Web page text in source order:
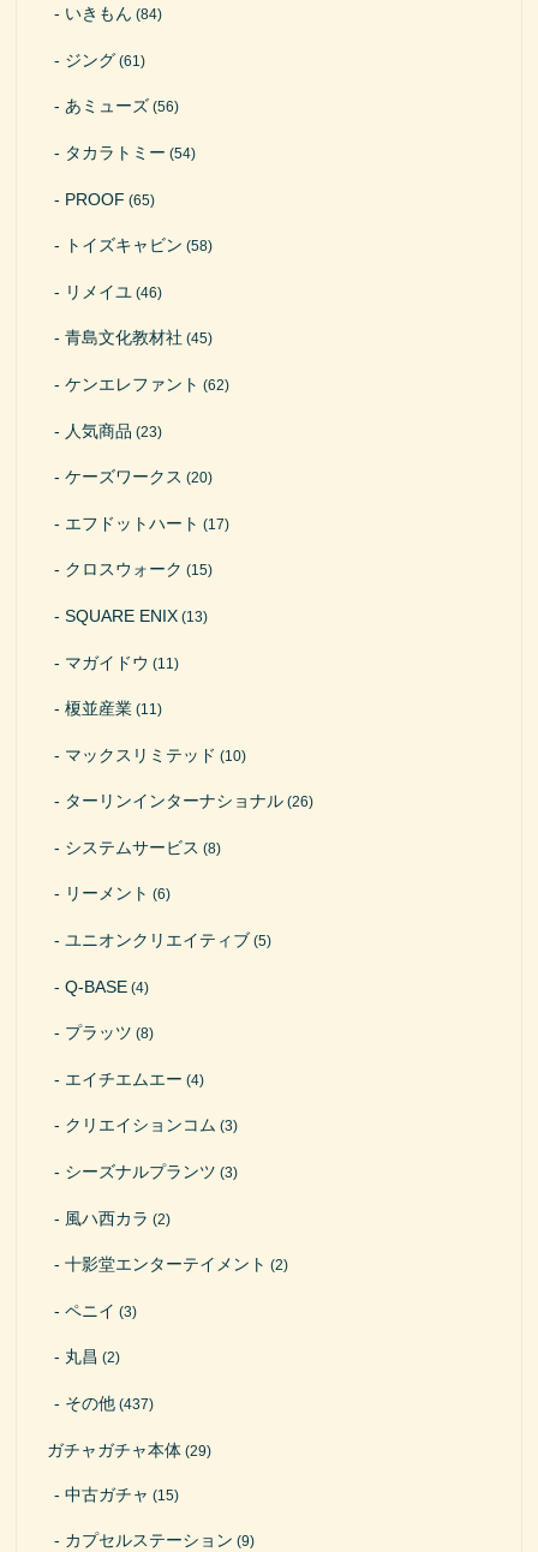
いきもん (84)
ジング (61)
あミューズ (56)
タカラトミー (54)
PROOF (65)
トイズキャビン (58)
リメイユ (46)
青島文化教材社 (45)
ケンエレファント (62)
人気商品 (23)
ケーズワークス (20)
エフドットハート (17)
クロスウォーク (15)
SQUARE ENIX (13)
マガイドウ (11)
榎並産業 (11)
マックスリミテッド (10)
ターリンインターナショナル (26)
システムサービス (8)
リーメント (6)
ユニオンクリエイティブ (5)
Q-BASE (4)
プラッツ (8)
エイチエムエー (4)
クリエイションコム (3)
シーズナルプランツ (3)
風ハ西カラ (2)
十影堂エンターテイメント (2)
ペニイ (3)
丸昌 (2)
その他 (437)
ガチャガチャ本体 (29)
中古ガチャ (15)
カプセルステーション (9)